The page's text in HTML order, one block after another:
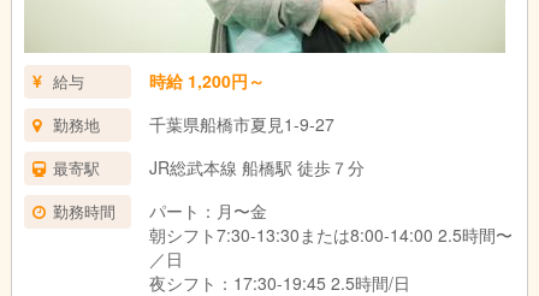
給与 時給 1,200円～
勤務地 千葉県船橋市夏見1-9-27
最寄駅 JR総武本線 船橋駅 徒歩７分
勤務時間
パート：月〜金
朝シフト7:30-13:30または8:00-14:00 2.5時間〜
／日
夜シフト：17:30-19:45 2.5時間/日